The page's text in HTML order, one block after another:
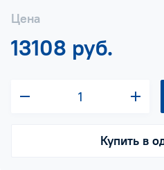
Цена
13108 руб.
Купить в